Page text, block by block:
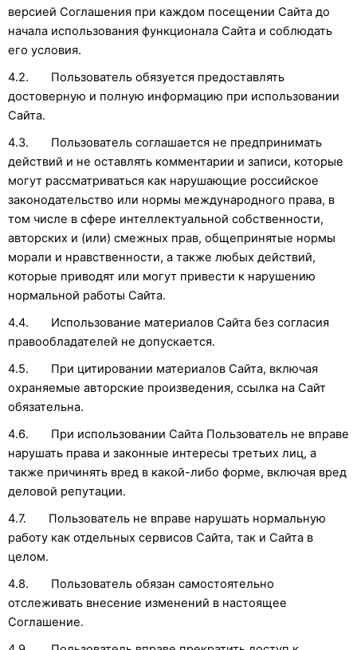
версией Соглашения при каждом посещении Сайта до
начала использования функционала Сайта и соблюдать
его условия.
4.2. Пользователь обязуется предоставлять
достоверную и полную информацию при использовании
Сайта.
4.3. Пользователь соглашается не предпринимать
действий и не оставлять комментарии и записи, которые
могут рассматриваться как нарушающие российское
законодательство или нормы международного права, в
том числе в сфере интеллектуальной собственности,
авторских и (или) смежных прав, общепринятые нормы
морали и нравственности, а также любых действий,
которые приводят или могут привести к нарушению
нормальной работы Сайта.
4.4. Использование материалов Сайта без согласия
правообладателей не допускается.
4.5. При цитировании материалов Сайта, включая
охраняемые авторские произведения, ссылка на Сайт
обязательна.
4.6. При использовании Сайта Пользователь не вправе
нарушать права и законные интересы третьих лиц, а
также причинять вред в какой-либо форме, включая вред
деловой репутации.
4.7. Пользователь не вправе нарушать нормальную
работу как отдельных сервисов Сайта, так и Сайта в
целом.
4.8. Пользователь обязан самостоятельно
отслеживать внесение изменений в настоящее
Соглашение.